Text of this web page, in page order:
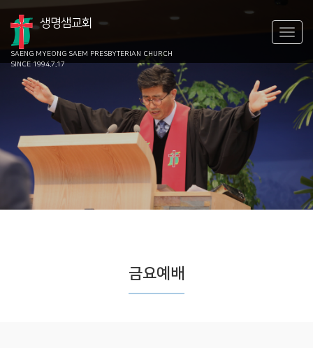
생명샘교회
SAENG MYEONG SAEM PRESBYTERIAN CHURCH
SINCE 1994.7.17
금요예배